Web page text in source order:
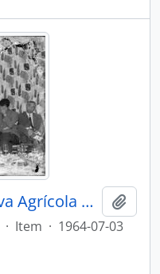
Fundação da Cooperativa Agrícola do Caima
· Item · 1964-07-03